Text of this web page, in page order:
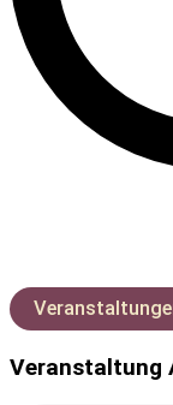
Veranstaltung